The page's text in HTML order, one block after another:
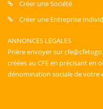
Créer une Société
Créer une Entreprise
ANNONCES LEGALES
Prière envoyer sur
créées au CFE en précisant en
dénomination sociale de votre